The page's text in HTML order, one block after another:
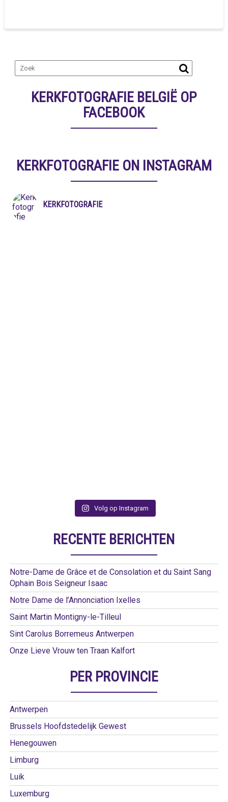
KERKFOTOGRAFIE BELGIË OP
FACEBOOK
KERKFOTOGRAFIE ON INSTAGRAM
KERKFOTOGRAFIE
Volg op Instagram
RECENTE BERICHTEN
Notre-Dame de Grâce et de Consolation et du Saint Sang
Ophain Bois Seigneur Isaac
Notre Dame de l’Annonciation Ixelles
Saint Martin Montigny-le-Tilleul
Sint Carolus Borremeus Antwerpen
Onze Lieve Vrouw ten Traan Kalfort
PER PROVINCIE
Antwerpen
Brussels Hoofdstedelijk Gewest
Henegouwen
Limburg
Luik
Luxemburg